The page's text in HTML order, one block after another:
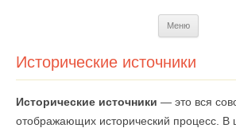
Меню
Исторические источники
Исторические источники — это вся
отображающих исторический процесс.